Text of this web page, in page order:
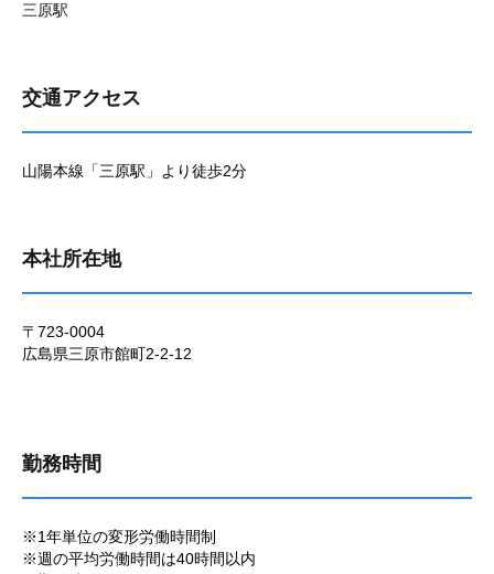
三原駅
交通アクセス
山陽本線「三原駅」より徒歩2分
本社所在地
〒723-0004
広島県三原市館町2-2-12
勤務時間
※1年単位の変形労働時間制
※週の平均労働時間は40時間以内